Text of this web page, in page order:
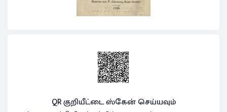
QR குறியீட்டை ஸ்கேன் செய்யவும்